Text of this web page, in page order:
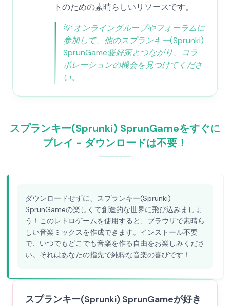
トのための素晴らしいリソースです。
💡オンライングループやフォーラムに
参加して、他のスプランキー(Sprunki)
SprunGame愛好家とつながり、コラ
ボレーションの機会を見つけてくださ
い。
スプランキー(Sprunki) SprunGameをすぐに
プレイ - ダウンロードは不要！
ダウンロードせずに、スプランキー(Sprunki)
SprunGameの楽しくて創造的な世界に飛び込みましょ
う！このレトロゲームを使用すると、ブラウザで素晴ら
しい音楽ミックスを作成できます。インストール不要
で、いつでもどこでも音楽を作る自由をお楽しみくださ
い。それはあなたの指先で純粋な音楽の喜びです！
スプランキー(Sprunki) SprunGameが好き